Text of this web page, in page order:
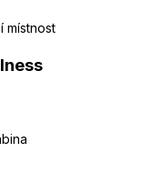
místnost